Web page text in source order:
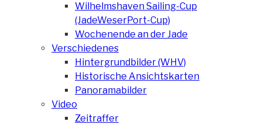
Wilhelmshaven Sailing-Cup
(JadeWeserPort-Cup)
Wochenende an der Jade
Verschiedenes
Hintergrundbilder (WHV)
Historische Ansichtskarten
Panoramabilder
Video
Zeitraffer